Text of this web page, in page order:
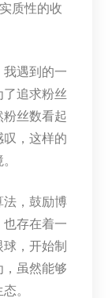
质性的收
遇到的一
追求粉丝
丝数看起
，这样的
法，鼓励博
也存在着一
，开始制
虽然能够
。